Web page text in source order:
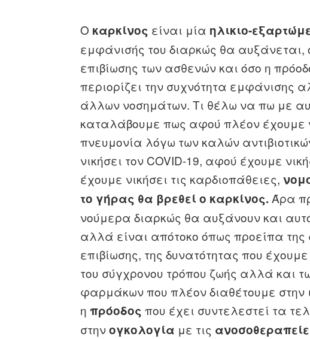
Ο καρκίνος είναι μία ηλικιο-
εμφάνισής του διαρκώς θα αυξάνεται,
επιβίωσης των ασθενών και όσο η
περιορίζει την συχνότητα εμφάνισης
άλλων νοσημάτων. Τι θέλω να πω με
καταλάβουμε πως αφού πλέον έχουμε
πνευμονία λόγω των καλών
νικήσει τον COVID-19, αφού έχουμε
έχουμε νικήσει τις καρδιοπάθειες,
το γήρας θα βρεθεί ο καρκίνος. Άρα
νούμερα διαρκώς θα αυξάνουν και
αλλά είναι απότοκο όπως προείπα της
επιβίωσης, της δυνατότητας που
του σύγχρονου τρόπου ζωής αλλά και
φαρμάκων που πλέον διαθέτουμε στην
ηπρόοδος που έχει συντελεστεί τα
στηνογκολογία με τις